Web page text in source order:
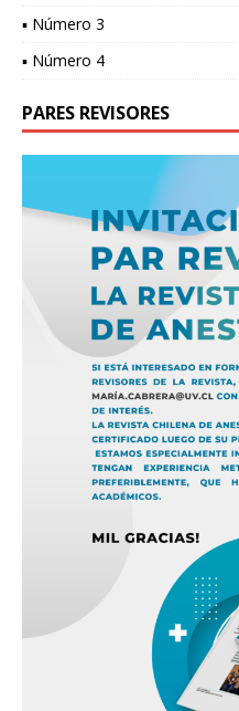
▪ Número 3
▪ Número 4
PARES REVISORES